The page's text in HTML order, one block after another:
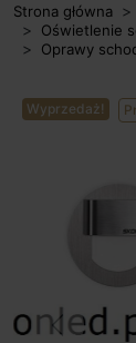
Strona główna
Oświetlenie
Oprawy
Wyprzedaż!
Previous